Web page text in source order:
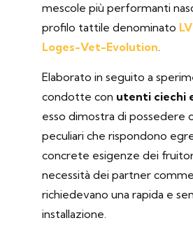
mescole più performanti
profilo tattile denominato
Loges-Vet-Evolution.
Elaborato in seguito a
condotte con utenti ciechi
esso dimostra di possedere
peculiari che rispondono
concrete esigenze dei
necessità dei partner
richiedevano una rapida e
installazione.